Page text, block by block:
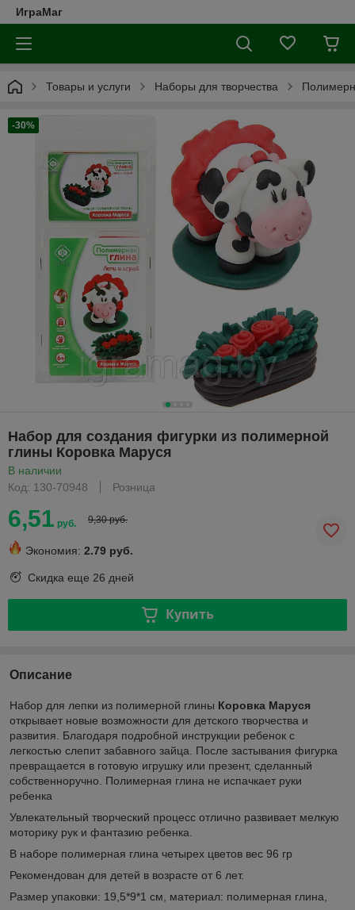
ИграМаг
Товары и услуги Наборы для творчества
-30%
Набор для создания фигурки из полимерной
глины Коровка Маруся
В наличии
Код: 130-70948
Розница
6,51 руб. 9,30 руб.
Экономия: 2.79 руб.
Скидка еще 26 дней
Купить
Описание
Набор для лепки из полимерной глины Коровка Маруся
открывает новые возможности для детского творчества и
развития. Благодаря подробной инструкции ребенок с
легкостью слепит забавного зайца. После застывания фигурка
превращается в готовую игрушку или презент, сделанный
собственноручно. Полимерная глина не испачкает руки
ребенка
Увлекательный творческий процесс отлично развивает мелкую
моторику рук и фантазию ребенка.
В наборе полимерная глина четырех цветов вес 96 гр
Рекомендован для детей в возрасте от 6 лет.
Размер упаковки: 19,5*9*1 см, материал: полимерная глина,